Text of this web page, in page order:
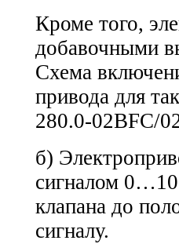
Кроме того,
добавочными
Схема
привода для
280.0-02ВFC/
б)
сигналом 0…10
клапана до
сигналу.